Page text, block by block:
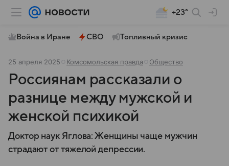
+23°
Война в Иране СВО Топливный кризис
25 апреля 2025 Комсомольская правда Общество
Россиянам рассказали о
разнице между мужской и
женской психикой
Доктор наук Яглова: Женщины чаще мужчин
страдают от тяжелой депрессии.